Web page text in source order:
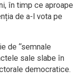
în timp ce aproape
de a-l vota pe
de “semnale
sale slabe în
democratice.